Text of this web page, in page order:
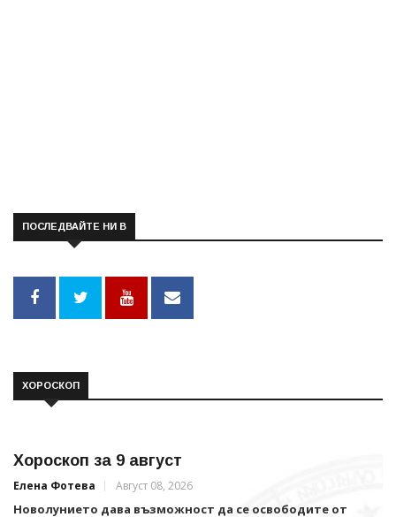
ПОСЛЕДВАЙТЕ НИ В
ХОРОСКОП
Хороскоп за 9 август
Елена Фотева Август 08, 2026
Новолунието дава възможност да се освободите от